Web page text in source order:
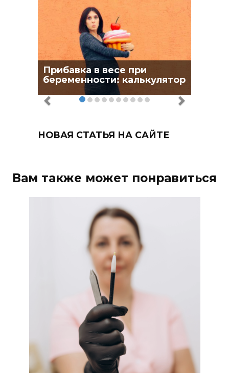
Прибавка в весе при
беременности: калькулятор
НОВАЯ СТАТЬЯ НА САЙТЕ
Вам также может понравиться